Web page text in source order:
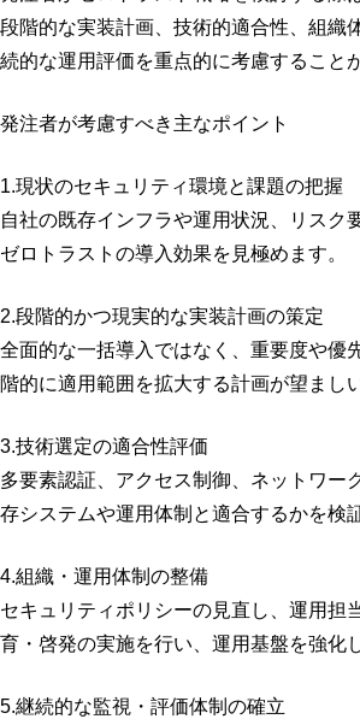
段階的な実装計画、技術的適合性、組織
続的な運用評価を重点的に考慮すること
発注者が考慮すべき主なポイント
1.現状のセキュリティ環境と課題の把握
自社の既存インフラや運用状況、リスク
ゼロトラストの導入効果を見極めます。
2.段階的かつ現実的な実装計画の策定
全面的な一括導入ではなく、重要度や優
階的に適用範囲を拡大する計画が望まし
3.技術選定の適合性評価
多要素認証、アクセス制御、ネットワー
存システムや運用体制と適合するかを検
4.組織・運用体制の整備
セキュリティポリシーの見直し、運用担
育・啓発の実施を行い、運用基盤を強化
5.継続的な監視・評価体制の確立